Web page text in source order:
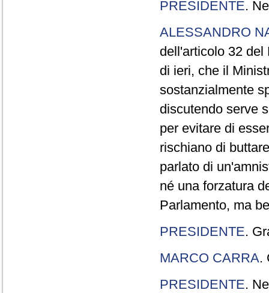
PRESIDENTE.
ALESSANDRO
dell'articolo 32 del
di ieri, che il
sostanzialmente
discutendo serve
per evitare di
rischiano di
parlato di
né una forzatura
Parlamento, ma
PRESIDENTE.
MARCO CARRA.
PRESIDENTE.